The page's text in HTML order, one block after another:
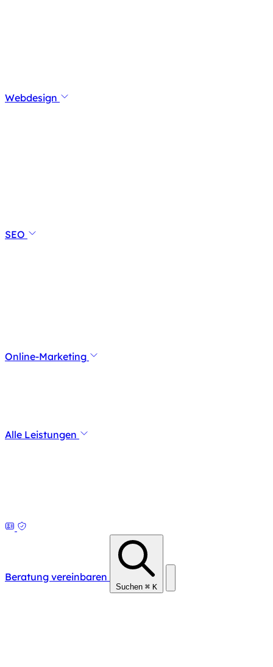
Webdesign
SEO
Online-Marketing
Alle Leistungen
Beratung vereinbaren
Suchen ⌘ K